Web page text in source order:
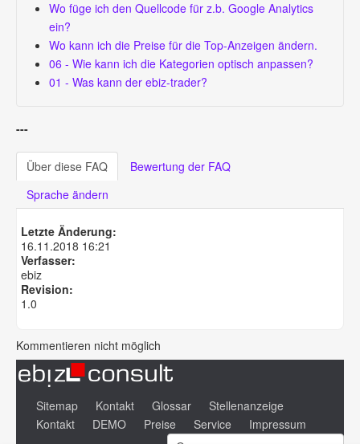
Wo füge ich den Quellcode für z.b. Google Analytics
ein?
Wo kann ich die Preise für die Top-Anzeigen ändern.
06 - Wie kann ich die Kategorien optisch anpassen?
01 - Was kann der ebiz-trader?
---
Über diese FAQ
Bewertung der FAQ
Sprache ändern
Letzte Änderung:
16.11.2018 16:21
Verfasser:
ebiz
Revision:
1.0
Kommentieren nicht möglich
Sitemap Kontakt Glossar
Stellenanzeige
Kontakt
DEMO Preise Service Impressum